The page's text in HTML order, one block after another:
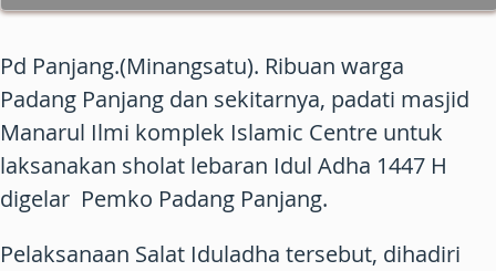
Pd Panjang.(Minangsatu). Ribuan warga
Padang Panjang dan sekitarnya, padati masjid
Manarul Ilmi komplek Islamic Centre untuk
laksanakan sholat lebaran Idul Adha 1447 H
digelar Pemko Padang Panjang.
Pelaksanaan Salat Iduladha tersebut, dihadiri